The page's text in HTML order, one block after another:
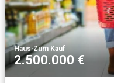
Haus·Zum Kauf
2.500.000 €